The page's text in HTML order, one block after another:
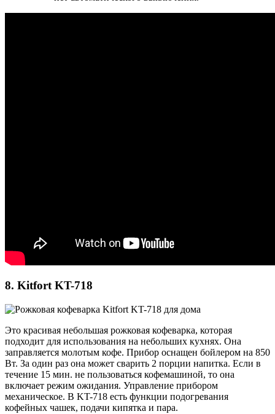
8. Kitfort KT-718
Это красивая небольшая рожковая кофеварка, которая
подходит для использования на небольших кухнях. Она
заправляется молотым кофе. Прибор оснащен бойлером на 850
Вт. За один раз она может сварить 2 порции напитка. Если в
течение 15 мин. не пользоваться кофемашиной, то она
включает режим ожидания. Управление прибором
механическое. В KT-718 есть функции подогревания
кофейных чашек, подачи кипятка и пара.